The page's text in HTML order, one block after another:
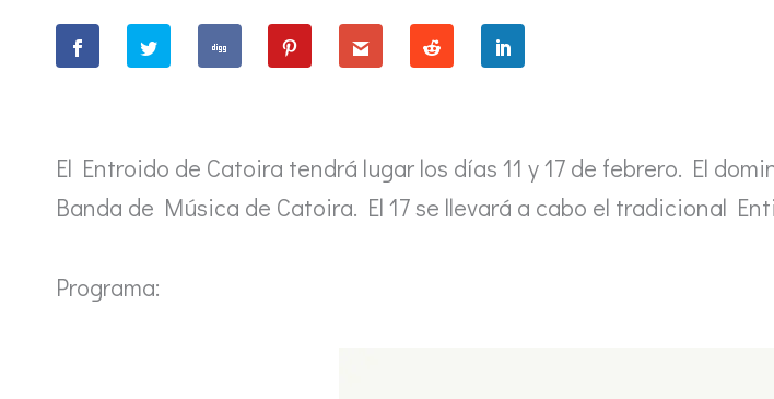
El Entroido de Catoira tendrá lugar los días 11 y 17 de febrero. El
Banda de Música de Catoira. El 17 se llevará a cabo el tradicional
Programa: